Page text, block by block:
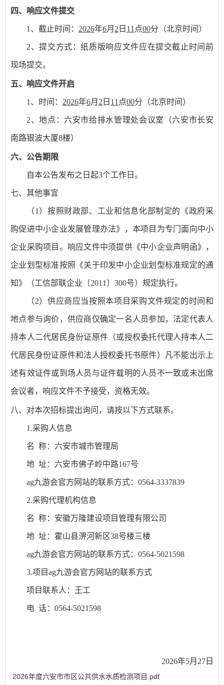
四、响应文件提交
1、截止时间： 2026年6月 2 日 11点00分（北京时间）
2、提交方式：纸质版响应文件应在提交截止时间前
现场提交。
五、 响应文件开启
1、时间： 2026年6月 2 日 11点00分 （北京时间）
2、地点：六安市给排水管理处会议室（六安市长安
南路银波大厦8楼）
六、公告期限
自本公告发布之日起3个工作日。
七、 其他事宜
（1）按照财政部、工业和信息化部制定的《政府采
购促进中小企业发展管理办法》，本项目为专门面向中小
企业采购项目。响应文件中须提供《中小企业声明函》，
企业划型标准按照《关于印发中小企业划型标准规定的通
知》（工信部联企业〔2011〕300号）规定执行。
（2）供应商应当按照本项目采购文件规定的时间和
地点参与询价，供应商仅确定一名人员参加，法定代表人
持本人二代居民身份证原件（或授权委托代理人持本人二
代居民身份证原件和法人授权委托书原件）凡不能出示上
述有效证件或到场人员与证件载明的人员不一致或未出席
会议者，响应文件不予接受，资格无效。
八、对本次招标提出询问，请按以下方式联系。
1.采购人信息
名 称： 六安市城市管理局
地 址： 六安市佛子岭中路167号
ag九游会官方网站的联系方式： 0564-3337839
2.采购代理机构信息
名 称：安徽万隆建设项目管理有限公司
地 址： 霍山县淠河新区38号楼三楼
ag九游会官方网站的联系方式： 0564-5021598
3.项目ag九游会官方网站的联系方式
项目联系人：王工
电 话： 0564-5021598
2026年5月 27 日
2026年度六安市市区公共供水水质检测项目.pdf